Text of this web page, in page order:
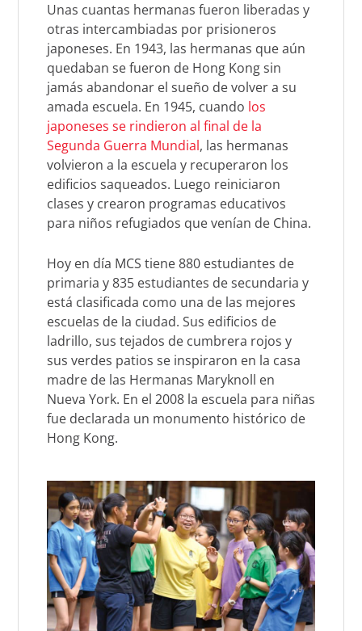
Unas cuantas hermanas fueron liberadas y
otras intercambiadas por prisioneros
japoneses. En 1943, las hermanas que aún
quedaban se fueron de Hong Kong sin
jamás abandonar el sueño de volver a su
amada escuela. En 1945, cuando los
japoneses se rindieron al final de la
Segunda Guerra Mundial, las hermanas
volvieron a la escuela y recuperaron los
edificios saqueados. Luego reiniciaron
clases y crearon programas educativos
para niños refugiados que venían de China.
Hoy en día MCS tiene 880 estudiantes de
primaria y 835 estudiantes de secundaria y
está clasificada como una de las mejores
escuelas de la ciudad. Sus edificios de
ladrillo, sus tejados de cumbrera rojos y
sus verdes patios se inspiraron en la casa
madre de las Hermanas Maryknoll en
Nueva York. En el 2008 la escuela para niñas
fue declarada un monumento histórico de
Hong Kong.